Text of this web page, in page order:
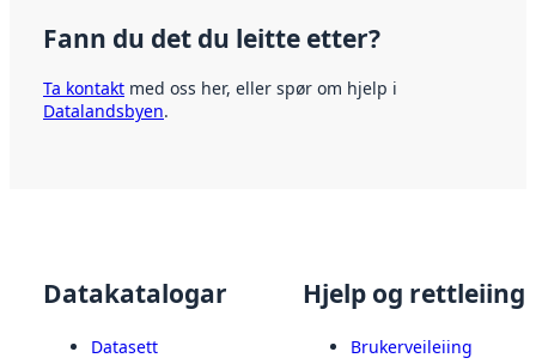
Fann du det du leitte etter?
Ta kontakt med oss her, eller spør om hjelp i
Datalandsbyen.
Datakatalogar
Datasett
Hjelp og rettleiing
Brukerveileiing